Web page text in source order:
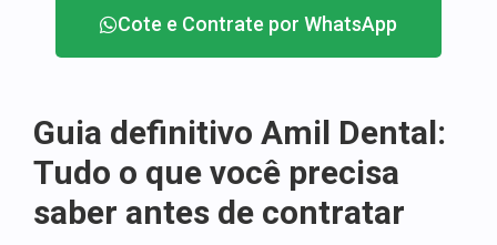
Cote e Contrate por WhatsApp
Guia definitivo Amil Dental:
Tudo o que você precisa
saber antes de contratar